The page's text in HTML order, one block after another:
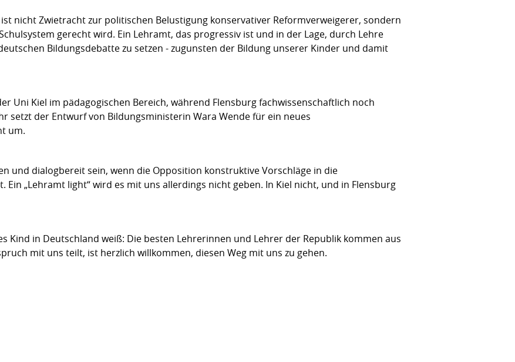
nicht Zwietracht zur politischen Belustigung konservativer Reformverweigerer, sondern
gerecht wird. Ein Lehramt, das progressiv ist und in der Lage, durch Lehre
Bildungsdebatte zu setzen - zugunsten der Bildung unserer Kinder und damit
Uni Kiel im pädagogischen Bereich, während Flensburg fachwissenschaftlich noch
setzt der Entwurf von Bildungsministerin Wara Wende für ein neues
um.
und dialogbereit sein, wenn die Opposition konstruktive Vorschläge in die
„Lehramt light“ wird es mit uns allerdings nicht geben. In Kiel nicht, und in Flensburg
Kind in Deutschland weiß: Die besten Lehrerinnen und Lehrer der Republik kommen aus
mit uns teilt, ist herzlich willkommen, diesen Weg mit uns zu gehen.